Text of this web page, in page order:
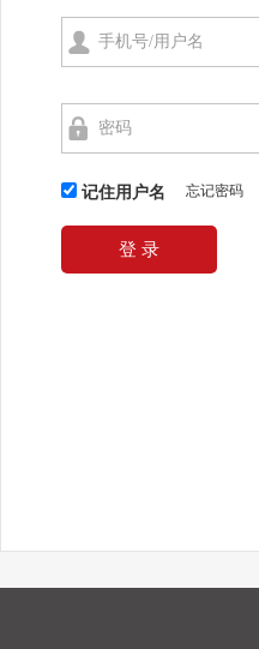
记住用户名 忘记密码